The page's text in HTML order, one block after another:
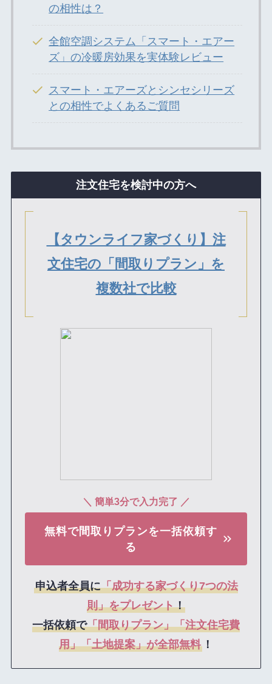
の相性は？
全館空調システム「スマート・エアー
ズ」の冷暖房効果を実体験レビュー
スマート・エアーズとシンセシリーズ
との相性でよくあるご質問
注文住宅を検討中の方へ
【タウンライフ家づくり】注
文住宅の「間取りプラン」を
複数社で比較
＼ 簡単3分で入力完了 ／
無料で間取りプランを一括依頼す
る
申込者全員に「成功する家づくり7つの法
則」をプレゼント！
一括依頼で「間取りプラン」「注文住宅費
用」「土地提案」が全部無料 ！